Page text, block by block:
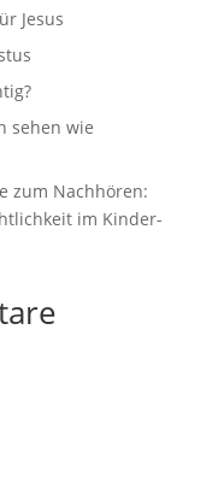
Jesus
sehen wie
zum Nachhören:
im Kinder-